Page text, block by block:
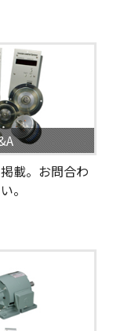
載。お問合わ
。